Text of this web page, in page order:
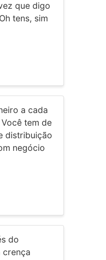
que digo
tens, sim
a cada
tem de
distribuição
negócio
do
crença